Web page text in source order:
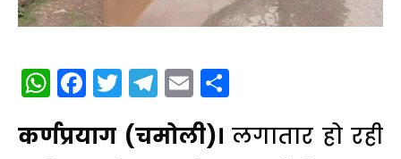
WhatsApp
Facebook
Twitter
Telegram
Email
कर्णप्रयाग (चमोली)। लगातार हो रही